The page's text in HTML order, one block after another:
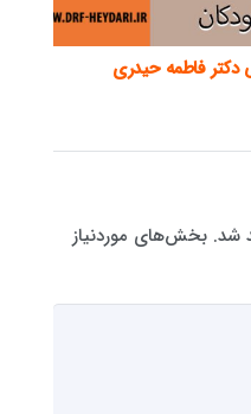
فاطمه حیدری
شد. بخش‌های موردنیاز